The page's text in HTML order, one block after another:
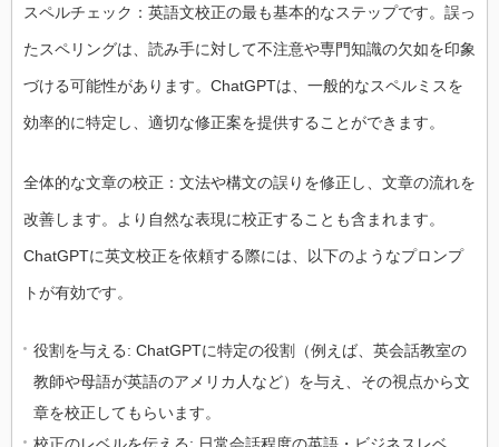
スペルチェック：英語文校正の最も基本的なステップです。誤っ
たスペリングは、読み手に対して不注意や専門知識の欠如を印象
づける可能性があります。ChatGPTは、一般的なスペルミスを
効率的に特定し、適切な修正案を提供することができます。
全体的な文章の校正：文法や構文の誤りを修正し、文章の流れを
改善します。より自然な表現に校正することも含まれます。
ChatGPTに英文校正を依頼する際には、以下のようなプロンプ
トが有効です。
役割を与える: ChatGPTに特定の役割（例えば、英会話教室の
教師や母語が英語のアメリカ人など）を与え、その視点から文
章を校正してもらいます。